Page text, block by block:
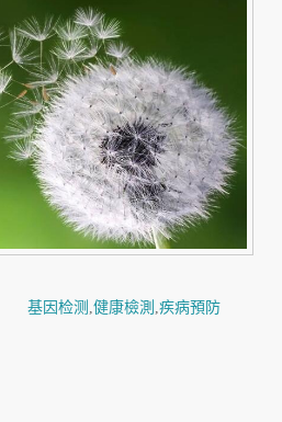
基因检测 健康檢測 疾病預防